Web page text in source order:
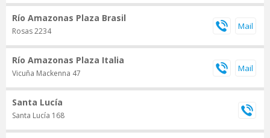
Río Amazonas Plaza Brasil
Rosas 2234
Río Amazonas Plaza Italia
Vicuña Mackenna 47
Santa Lucía
Santa Lucía 168